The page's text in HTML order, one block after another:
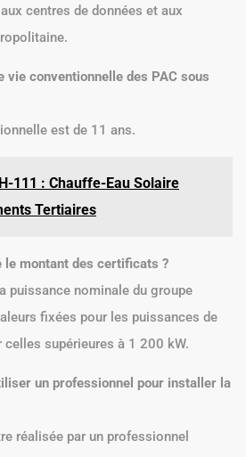
centres de données et aux
vie conventionnelle des PAC sous
est de 11 ans.
111 : Chauffe-Eau Solaire
Tertiaires
le montant des certificats ?
puissance nominale du groupe
fixées pour les puissances de
supérieures à 1 200 kW.
un professionnel pour installer la
réalisée par un professionnel